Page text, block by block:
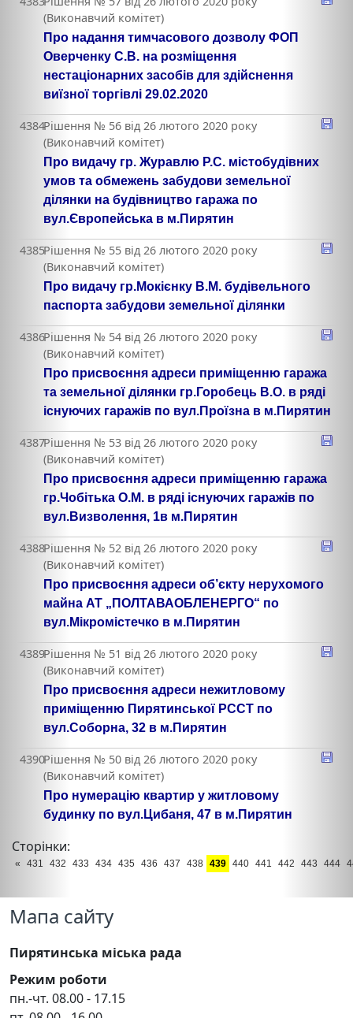
(Виконавчий комітет)
Про надання тимчасового дозволу ФОП
Оверченку С.В. на розміщення
нестаціонарних засобів для здійснення
виїзної торгівлі 29.02.2020
4384Рішення № 56 від 26 лютого 2020 року
(Виконавчий комітет)
Про видачу гр. Журавлю Р.С. містобудівних
умов та обмежень забудови земельної
ділянки на будівництво гаража по
вул.Європейська в м.Пирятин
4385Рішення № 55 від 26 лютого 2020 року
(Виконавчий комітет)
Про видачу гр.Мокієнку В.М. будівельного
паспорта забудови земельної ділянки
4386Рішення № 54 від 26 лютого 2020 року
(Виконавчий комітет)
Про присвоєння адреси приміщенню гаража
та земельної ділянки гр.Горобець В.О. в ряді
існуючих гаражів по вул.Проїзна в м.Пирятин
4387Рішення № 53 від 26 лютого 2020 року
(Виконавчий комітет)
Про присвоєння адреси приміщенню гаража
гр.Чобітька О.М. в ряді існуючих гаражів по
вул.Визволення, 1в м.Пирятин
4388Рішення № 52 від 26 лютого 2020 року
(Виконавчий комітет)
Про присвоєння адреси об’єкту нерухомого
майна АТ „ПОЛТАВАОБЛЕНЕРГО“ по
вул.Мікромістечко в м.Пирятин
4389Рішення № 51 від 26 лютого 2020 року
(Виконавчий комітет)
Про присвоєння адреси нежитловому
приміщенню Пирятинської РССТ по
вул.Соборна, 32 в м.Пирятин
4390Рішення № 50 від 26 лютого 2020 року
(Виконавчий комітет)
Про нумерацію квартир у житловому
будинку по вул.Цибаня, 47 в м.Пирятин
Сторінки:
« 431 432 433 434 435 436 437 438 439 440 441 442 443 444
Мапа сайту
Пирятинська міська рада
Режим роботи
пн.-чт. 08.00 - 17.15